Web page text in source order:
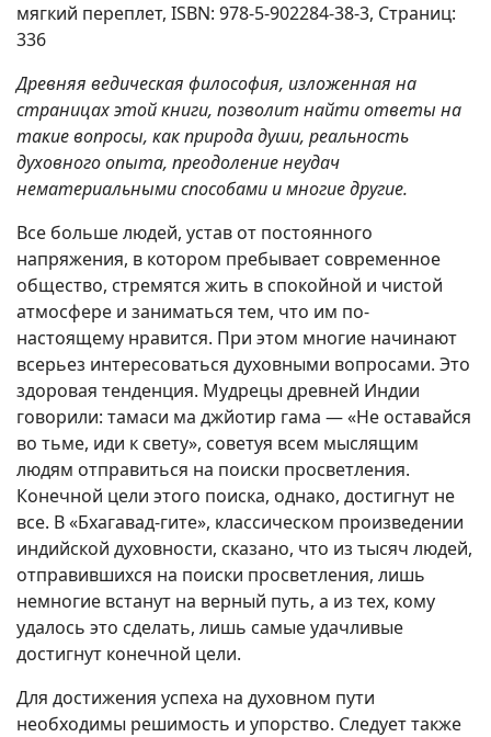
мягкий переплет, ISBN: 978-5-902284-38-3, Страниц:
336
Древняя ведическая философия, изложенная на
страницах этой книги, позволит найти ответы на
такие вопросы, как природа души, реальность
духовного опыта, преодоление неудач
нематериальными способами и многие другие.
Все больше людей, устав от постоянного
напряжения, в котором пребывает современное
общество, стремятся жить в спокойной и чистой
атмосфере и заниматься тем, что им по-
настоящему нравится. При этом многие начинают
всерьез интересоваться духовными вопросами. Это
здоровая тенденция. Мудрецы древней Индии
говорили: тамаси ма джйотир гама — «Не оставайся
во тьме, иди к свету», советуя всем мыслящим
людям отправиться на поиски просветления.
Конечной цели этого поиска, однако, достигнут не
все. В «Бхагавад-гите», классическом произведении
индийской духовности, сказано, что из тысяч людей,
отправившихся на поиски просветления, лишь
немногие встанут на верный путь, а из тех, кому
удалось это сделать, лишь самые удачливые
достигнут конечной цели.
Для достижения успеха на духовном пути
необходимы решимость и упорство. Следует также